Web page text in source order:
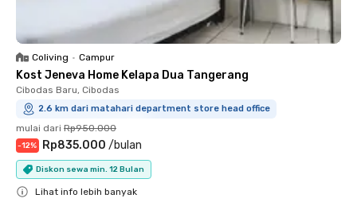
Coliving • Campur
Kost Jeneva Home Kelapa Dua Tangerang
Cibodas Baru, Cibodas
2.6 km dari matahari department store head office
mulai dari Rp950.000
-12% Rp835.000 /bulan
Diskon sewa min. 12 Bulan
Lihat info lebih banyak